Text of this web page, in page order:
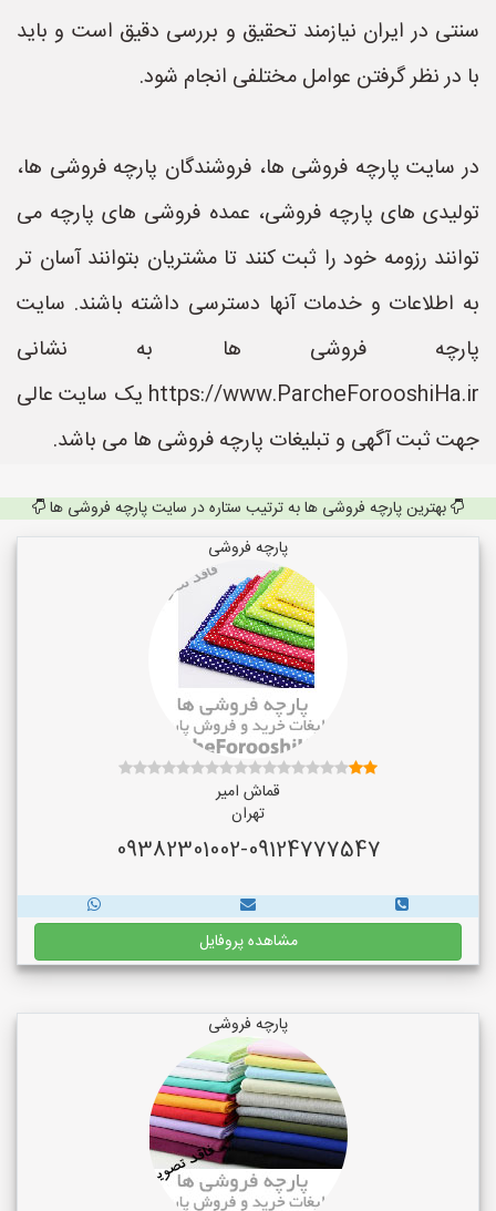
سنتی در ایران نیازمند تحقیق و بررسی دقیق است و باید
با در نظر گرفتن عوامل مختلفی انجام شود.
در سایت پارچه فروشی ها، فروشندگان پارچه فروشی ها،
تولیدی های پارچه فروشی، عمده فروشی های پارچه می
توانند رزومه خود را ثبت کنند تا مشتریان بتوانند آسان تر
به اطلاعات و خدمات آنها دسترسی داشته باشند. سایت
پارچه فروشی ها به نشانی
https://www.ParcheForooshiHa.ir یک سایت عالی
جهت ثبت آگهی و تبلیغات پارچه فروشی ها می باشد.
بهترین پارچه فروشی ها به ترتیب ستاره در سایت پارچه فروشی ها
پارچه فروشی
قماش امیر
تهران
09382301002-09124777547
مشاهده پروفایل
پارچه فروشی